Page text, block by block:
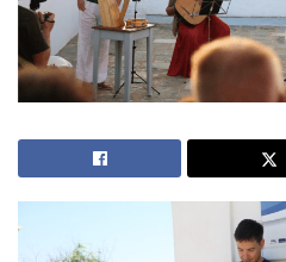
Η Σίφνος. «Νερά, Δέντρα
Μουσική. Ένα Φεστιβαλ. Οι